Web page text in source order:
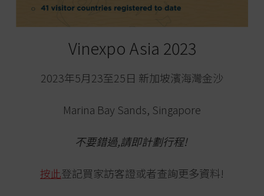
Vinexpo Asia 2023
2023年5月23至25日 新加坡濱海灣金沙
Marina Bay Sands, Singapore
不要錯過,請即計劃行程!
按此登記買家訪客證或者查詢更多資料!